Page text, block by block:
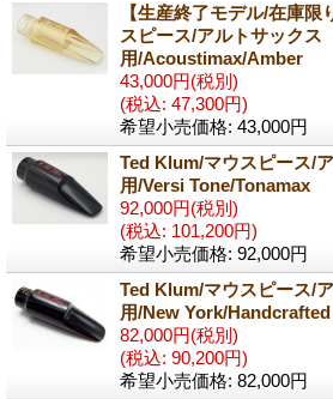
【生産終了モデル/在庫
スピース/アルトサックス
用/Acoustimax/Amber
43,000円(税別)
(税込: 47,300円)
希望小売価格: 43,000円
Ted Klum/マウスピース/
用/Versi Tone/Tonamax
92,000円(税別)
(税込: 101,200円)
希望小売価格: 92,000円
Ted Klum/マウスピース/
用/New York/Handcrafted
82,000円(税別)
(税込: 90,200円)
希望小売価格: 82,000円